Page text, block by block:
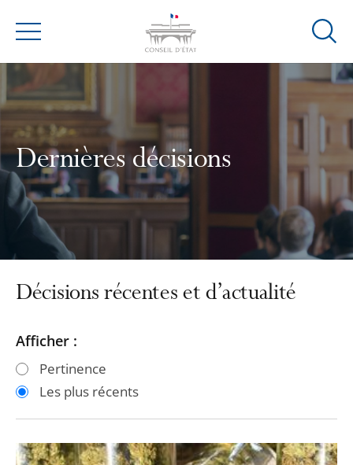
Menu
Ouvrir
Dernières décisions
Décisions récentes et d’actualité
Passer
les
filtres
après
Passer
les
filtres
avant
Afficher :
Pertinence
Les plus récents
CBD